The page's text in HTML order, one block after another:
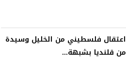
اعتقال فلسطيني من الخليل وسيدة
من قلنديا بشبهة...